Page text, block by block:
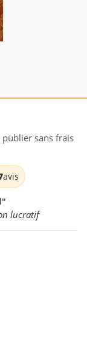
sans frais
avis
lucratif